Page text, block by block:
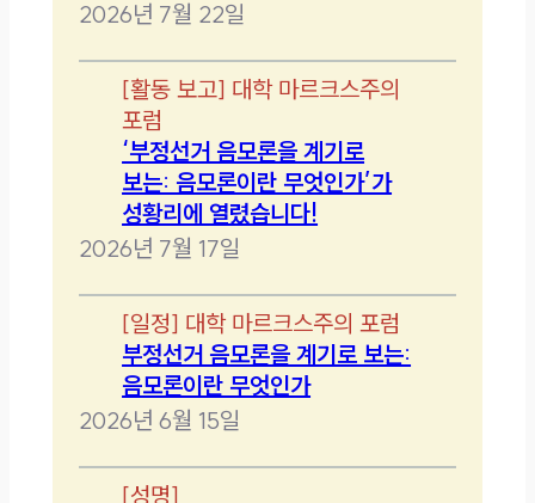
2026년 7월 22일
[활동 보고] 대학 마르크스주의
포럼
‘부정선거 음모론을 계기로
보는: 음모론이란 무엇인가’가
성황리에 열렸습니다!
2026년 7월 17일
[일정] 대학 마르크스주의 포럼
부정선거 음모론을 계기로 보는:
음모론이란 무엇인가
2026년 6월 15일
[성명]